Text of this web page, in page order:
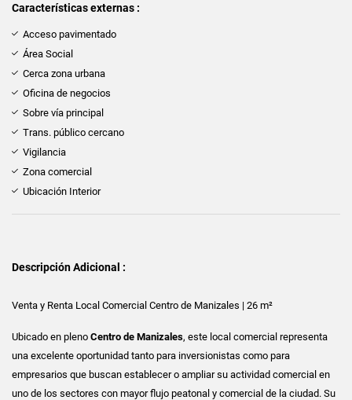
Características externas :
Acceso pavimentado
Área Social
Cerca zona urbana
Oficina de negocios
Sobre vía principal
Trans. público cercano
Vigilancia
Zona comercial
Ubicación Interior
Descripción Adicional :
Venta y Renta Local Comercial Centro de Manizales | 26 m²
Ubicado en pleno Centro de Manizales, este local comercial representa
una excelente oportunidad tanto para inversionistas como para
empresarios que buscan establecer o ampliar su actividad comercial en
uno de los sectores con mayor flujo peatonal y comercial de la ciudad. Su